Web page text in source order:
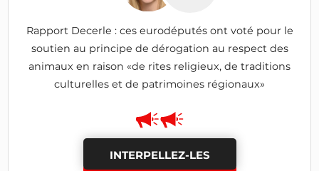
Rapport Decerle : ces eurodéputés ont voté pour le
soutien au principe de dérogation au respect des
animaux en raison «de rites religieux, de traditions
culturelles et de patrimoines régionaux»
INTERPELLEZ-LES